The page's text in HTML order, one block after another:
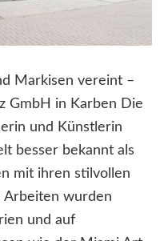
Markisen vereint –
GmbH in Karben Die
und Künstlerin
besser bekannt als
mit ihren stilvollen
Arbeiten wurden
und auf